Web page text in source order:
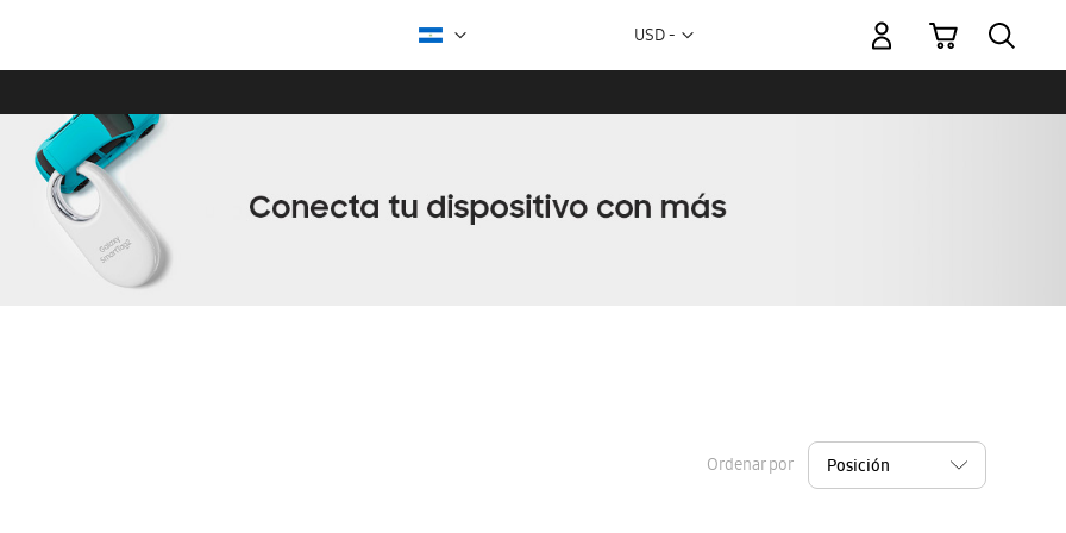
Moneda
USD -
Mi carrito
Ordenar por